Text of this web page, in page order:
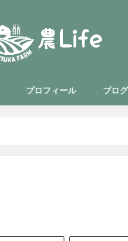
プロフィール ブロ